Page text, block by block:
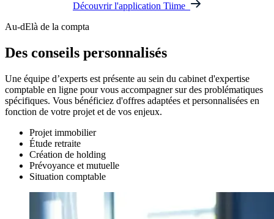
Découvrir l'application Tiime
Au-dElà de la compta
Des conseils personnalisés
Une équipe d’experts est présente au sein du cabinet d'expertise
comptable en ligne pour vous accompagner sur des problématiques
spécifiques. Vous bénéficiez d'offres adaptées et personnalisées en
fonction de votre projet et de vos enjeux.
Projet immobilier
Étude retraite
Création de holding
Prévoyance et mutuelle
Situation comptable